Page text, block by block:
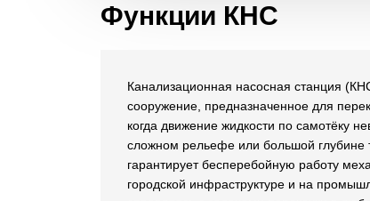
Функции КНС
Канализационная насосная станция
сооружение, предназначенное для
когда движение жидкости по самотёку
сложном рельефе или большой глубине
гарантирует бесперебойную работу
городской инфраструктуре и на